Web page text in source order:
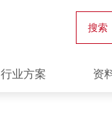
搜索
行业方案 资